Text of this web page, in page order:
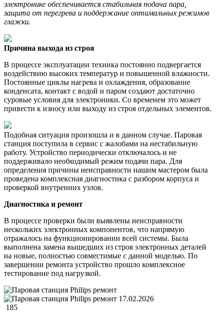
электронике обеспечивается стабильная подача пара,
защита от перегрева и поддержание оптимальных режимов
глажки.
Причина выхода из строя
В процессе эксплуатации техника постоянно подвергается
воздействию высоких температур и повышенной влажности.
Постоянные циклы нагрева и охлаждения, образование
конденсата, контакт с водой и паром создают достаточно
суровые условия для электроники. Со временем это может
привести к износу или выходу из строя отдельных элементов.
Подобная ситуация произошла и в данном случае. Паровая
станция поступила в сервис с жалобами на нестабильную
работу. Устройство периодически отключалось и не
поддерживало необходимый режим подачи пара. Для
определения причины неисправности нашим мастером была
проведена комплексная диагностика с разбором корпуса и
проверкой внутренних узлов.
Диагностика и ремонт
В процессе проверки были выявлены неисправности
нескольких электронных компонентов, что напрямую
отражалось на функционировании всей системы. Была
выполнена замена вышедших из строя электронных деталей
на новые, полностью совместимые с данной моделью. По
завершении ремонта устройство прошло комплексное
тестирование под нагрузкой.
17.02.2026
185